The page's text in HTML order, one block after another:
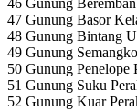
47 Gunung Basor
48 Gunung Bintang
49 Gunung
50 Gunung Penelope
51 Gunung Suku
52 Gunung Kuar